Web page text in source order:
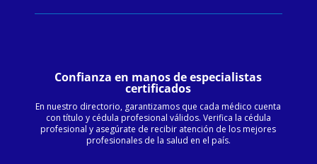
Confianza en manos de especialistas
certificados
En nuestro directorio, garantizamos que cada médico cuenta
con título y cédula profesional válidos. Verifica la cédula
profesional y asegúrate de recibir atención de los mejores
profesionales de la salud en el país.